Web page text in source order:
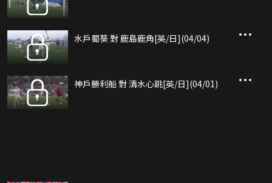
水戶蜀葵 對 鹿島鹿角[英/日](04/04)
神戶勝利船 對 清水心跳[英/日](04/01)